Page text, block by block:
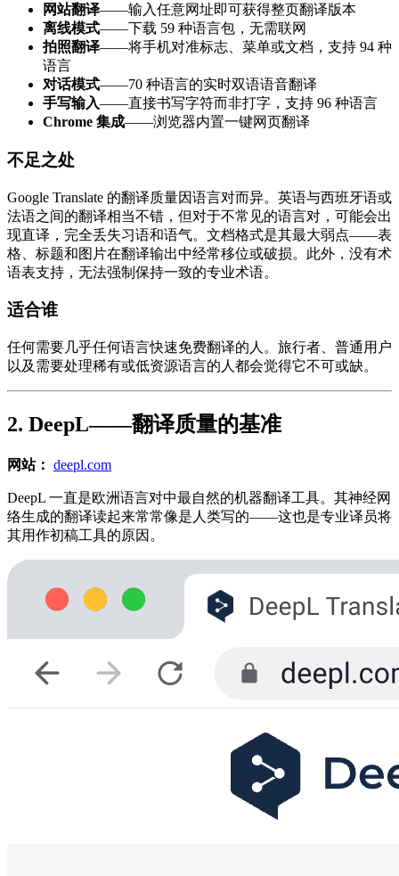
网站翻译——输入任意网址即可获得整页翻译版本
离线模式——下载 59 种语言包，无需联网
拍照翻译——将手机对准标志、菜单或文档，支持 94 种
语言
对话模式——70 种语言的实时双语语音翻译
手写输入——直接书写字符而非打字，支持 96 种语言
Chrome 集成——浏览器内置一键网页翻译
不足之处
Google Translate 的翻译质量因语言对而异。英语与西班牙语或
法语之间的翻译相当不错，但对于不常见的语言对，可能会出
现直译，完全丢失习语和语气。文档格式是其最大弱点——表
格、标题和图片在翻译输出中经常移位或破损。此外，没有术
语表支持，无法强制保持一致的专业术语。
适合谁
任何需要几乎任何语言快速免费翻译的人。旅行者、普通用户
以及需要处理稀有或低资源语言的人都会觉得它不可或缺。
2. DeepL——翻译质量的基准
网站： deepl.com
DeepL 一直是欧洲语言对中最自然的机器翻译工具。其神经网
络生成的翻译读起来常常像是人类写的——这也是专业译员将
其用作初稿工具的原因。